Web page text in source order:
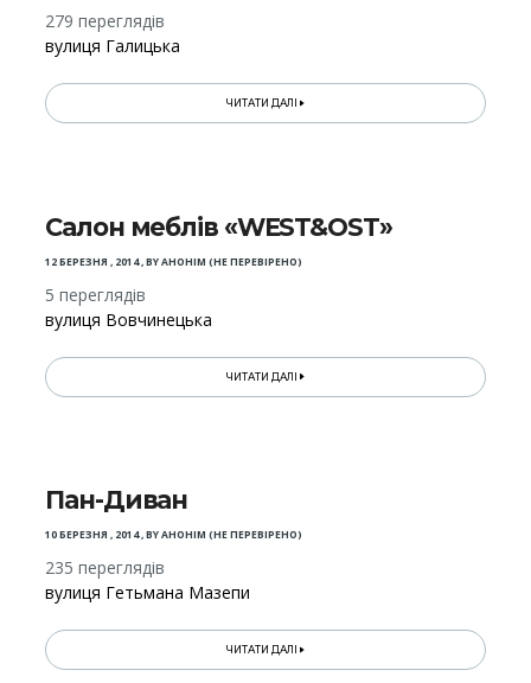
279 переглядів
вулиця Галицька
ЧИТАТИ ДАЛІ
Салон меблів «WEST&OST»
12 БЕРЕЗНЯ , 2014,BYАНОНІМ (НЕ ПЕРЕВІРЕНО)
5 переглядів
вулиця Вовчинецька
ЧИТАТИ ДАЛІ
Пан-Диван
10 БЕРЕЗНЯ , 2014,BYАНОНІМ (НЕ ПЕРЕВІРЕНО)
235 переглядів
вулиця Гетьмана Мазепи
ЧИТАТИ ДАЛІ